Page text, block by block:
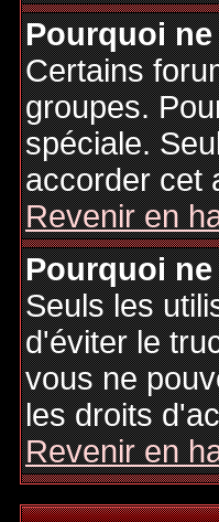
Pourquoi
Certains
groupes.
spéciale.
accorder cet
Revenir en
Pourquoi
Seuls les
d'éviter le
vous ne
les droits
Revenir en